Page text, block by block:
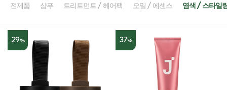
전제품 샴푸 트리트먼트 / 헤어팩 오일 / 에센스 염색 / 스타일
29% 37%